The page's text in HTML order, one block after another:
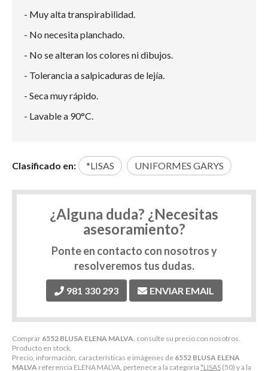
Comprar 6552 BLUSA ELENA MALVA, consulte su precio con nosotros.
Producto en stock.
Precio, información, características e imágenes de 6552 BLUSA ELENA
MALVA referencia ELENA MALVA, pertenece a la categoría *LISAS (50) y a la
- Muy alta transpirabilidad.
- No necesita planchado.
- No se alteran los colores ni dibujos.
- Tolerancia a salpicaduras de lejía.
- Seca muy rápido.
- Lavable a 90°C.
Clasificado en: *LISAS UNIFORMES GARYS
¿Alguna duda? ¿Necesitas
asesoramiento?
Ponte en contacto con nosotros y
resolveremos tus dudas.
981 330 293 ENVIAR EMAIL